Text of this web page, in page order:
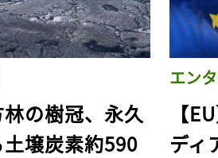
林の樹冠、永久
壌炭素約590
エン
【
ディ